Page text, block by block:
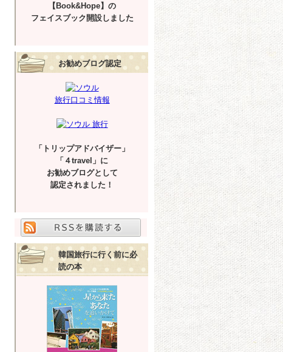
【Book&Hope】の
フェイスブック開設しました
お勧めブログ認定
旅行口コミ情報
「トリップアドバイザー」
「４travel」に
お勧めブログとして
認定されました！
韓国旅行に行く前に必
読の本